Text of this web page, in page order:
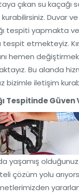
çıkan su kaçağı
Duvar
tespiti yapmakta ve
etmekteyiz.
hemen
Bu alanda
bizimle iletişim
Tespitinde Güven
yaşamış
çözüm yolu